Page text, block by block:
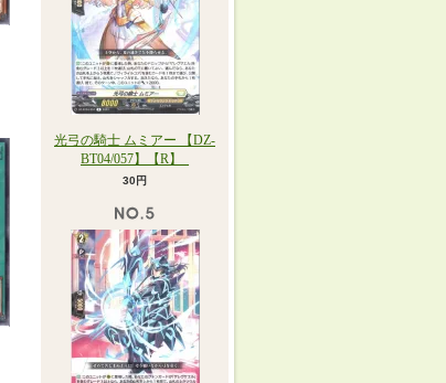
光弓の騎士 ムミアー 【DZ-
BT04/057】【R】_
30円